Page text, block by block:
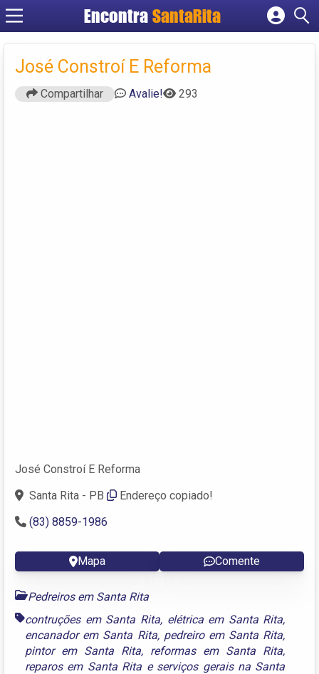
EncontraSantaRita
Cadastrar empresa
Fazer login
Criar conta
José Constroí E Reforma
Compartilhar Avalie! 293
José Constroí E Reforma
Santa Rita - PB
Endereço copiado!
(83) 8859-1986
Mapa Comente
Pedreiros em Santa Rita
contruções em Santa Rita, elétrica em Santa Rita,
encanador em Santa Rita, pedreiro em Santa Rita,
pintor em Santa Rita, reformas em Santa Rita,
reparos em Santa Rita e serviços gerais na Santa